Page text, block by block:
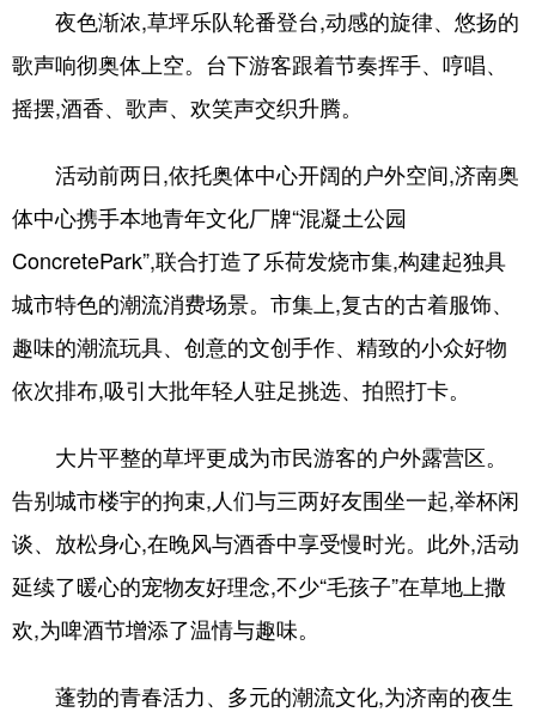
夜色渐浓,草坪乐队轮番登台,动感的旋律、悠扬的
歌声响彻奥体上空。台下游客跟着节奏挥手、哼唱、
摇摆,酒香、歌声、欢笑声交织升腾。
活动前两日,依托奥体中心开阔的户外空间,济南奥
体中心携手本地青年文化厂牌“混凝土公园
ConcretePark”,联合打造了乐荷发烧市集,构建起独具
城市特色的潮流消费场景。市集上,复古的古着服饰、
趣味的潮流玩具、创意的文创手作、精致的小众好物
依次排布,吸引大批年轻人驻足挑选、拍照打卡。
大片平整的草坪更成为市民游客的户外露营区。
告别城市楼宇的拘束,人们与三两好友围坐一起,举杯闲
谈、放松身心,在晚风与酒香中享受慢时光。此外,活动
延续了暖心的宠物友好理念,不少“毛孩子”在草地上撒
欢,为啤酒节增添了温情与趣味。
蓬勃的青春活力、多元的潮流文化,为济南的夜生